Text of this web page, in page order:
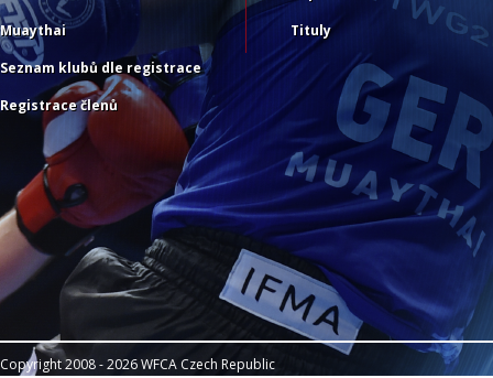
Muaythai
Seznam klubů dle registrace
Registrace členů
Tituly
Copyright 2008 - 2026 WFCA Czech Republic